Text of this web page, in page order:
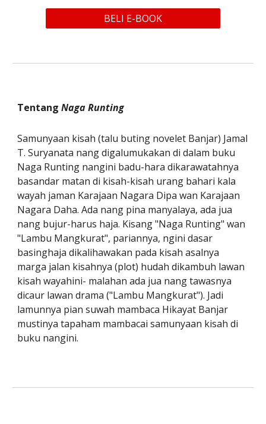
BELI E-BOOK
Tentang Naga Runting
Samunyaan kisah (talu buting novelet Banjar) Jamal
T. Suryanata nang digalumukakan di dalam buku
Naga Runting nangini badu-hara dikarawatahnya
basandar matan di kisah-kisah urang bahari kala
wayah jaman Karajaan Nagara Dipa wan Karajaan
Nagara Daha. Ada nang pina manyalaya, ada jua
nang bujur-harus haja. Kisang "Naga Runting" wan
"Lambu Mangkurat", pariannya, ngini dasar
basinghaja dikalihawakan pada kisah asalnya
marga jalan kisahnya (plot) hudah dikambuh lawan
kisah wayahini- malahan ada jua nang tawasnya
dicaur lawan drama ("Lambu Mangkurat"). Jadi
lamunnya pian suwah mambaca Hikayat Banjar
mustinya tapaham mambacai samunyaan kisah di
buku nangini.